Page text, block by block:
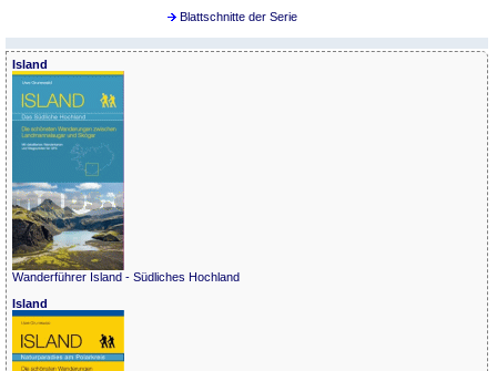
Blattschnitte der Serie
Island
Wanderführer Island - Südliches Hochland
Island